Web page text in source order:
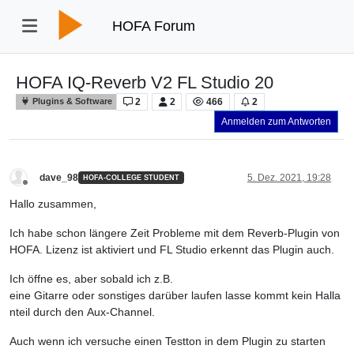
HOFA Forum
HOFA IQ-Reverb V2 FL Studio 20
Plugins & Software 2 2 466
2
Anmelden zum Antworten
dave_98 HOFA-COLLEGE STUDENT 5. Dez. 2021, 19:28
Hallo zusammen,
Ich habe schon längere Zeit Probleme mit dem Reverb-Plugin von
HOFA. Lizenz ist aktiviert und FL Studio erkennt das Plugin auch.
Ich öffne es, aber sobald ich z.B.
eine Gitarre oder sonstiges darüber laufen lasse kommt kein Halla
nteil durch den Aux-Channel.
Auch wenn ich versuche einen Testton in dem Plugin zu starten